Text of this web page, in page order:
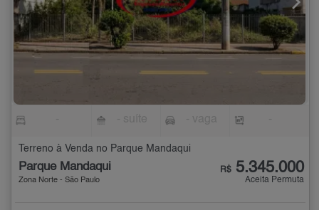
Terreno à Venda no Parque Mandaqui
Parque Mandaqui
Zona Norte - São Paulo
R$ 5.345.000
Aceita Permuta